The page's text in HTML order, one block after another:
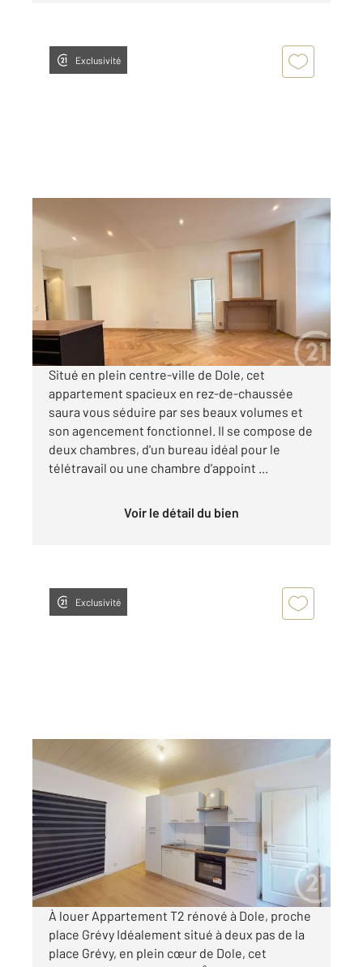
Exclusivité
DOLE 39
86,17 m
, 3 pièces
Appartement à louer
800 €
par mois charges comprises
Situé en plein centre-ville de Dole, cet
appartement spacieux en rez-de-chaussée
saura vous séduire par ses beaux volumes et
son agencement fonctionnel. Il se compose de
deux chambres, d'un bureau idéal pour le
télétravail ou une chambre d'appoint ...
Voir le détail du bien
Exclusivité
DOLE 39
35,45 m , 2 pièces
Ref : 13555
Appartement à louer
490 €
par mois charges comprises
À louer Appartement T2 rénové à Dole, proche
place Grévy Idéalement situé à deux pas de la
place Grévy, en plein cœur de Dole, cet